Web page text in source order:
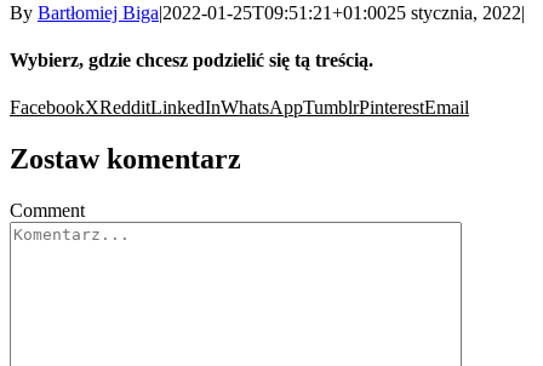
By Bartłomiej Biga|2022-01-25T09:51:21+01:0025 stycznia, 2022|
Wybierz, gdzie chcesz podzielić się tą treścią.
FacebookXRedditLinkedInWhatsAppTumblrPinterestEmail
Zostaw komentarz
Comment